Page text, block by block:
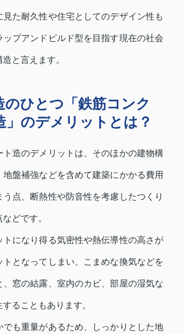
見た耐久性や住宅としてのデザイン性も
ップアンドビルド型を目指す現在の社会
と言えます。
のひとつ「鉄筋コンク
」のデメリットとは？
ト造のデメリットは、そのほかの建物構
地盤補強などを含めて建築にかかる費用
う点、断熱性や防音性を考慮したつくり
どです。
トになり得る気密性や熱伝導性の高さが
トとなってしまい、こまめな換気などを
、窓の結露、室内のカビ、部屋の湿気な
ることもあります。
でも重量があるため、しっかりとした地